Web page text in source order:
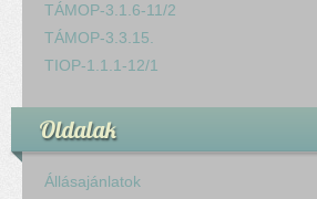
TÁMOP-3.1.6-11/2
TÁMOP-3.3.15.
TIOP-1.1.1-12/1
Oldalak
Állásajánlatok